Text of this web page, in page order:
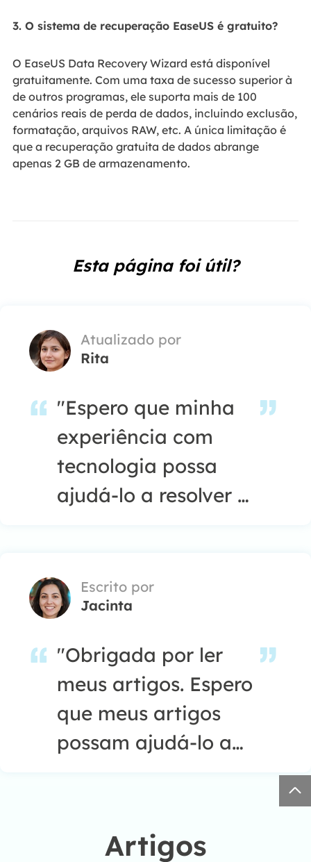
3. O sistema de recuperação EaseUS é gratuito?
O EaseUS Data Recovery Wizard está disponível
gratuitamente. Com uma taxa de sucesso superior à
de outros programas, ele suporta mais de 100
cenários reais de perda de dados, incluindo exclusão,
formatação, arquivos RAW, etc. A única limitação é
que a recuperação gratuita de dados abrange
apenas 2 GB de armazenamento.
Esta página foi útil?
Atualizado por
Rita
"Espero que minha
experiência com
tecnologia possa
ajudá-lo a resolver a
Windows, Mac e
smartphone."…
Escrito por
Jacinta
"Obrigada por ler
meus artigos. Espero
que meus artigos
possam ajudá-lo a
fácil e eficaz."…
Artigos
